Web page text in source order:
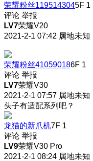
荣耀粉丝1195143045F 1
评论 举报
LV7荣耀V20
2021-2-1 07:42 属地未知
荣耀粉丝410590186F 1
评论 举报
LV7荣耀V30
2021-2-1 07:57 属地未知
头子有适配系列吧？
龙猫的新爪机7F 1
评论 举报
LV9荣耀V30 Pro
2021-2-1 08:24 属地未知